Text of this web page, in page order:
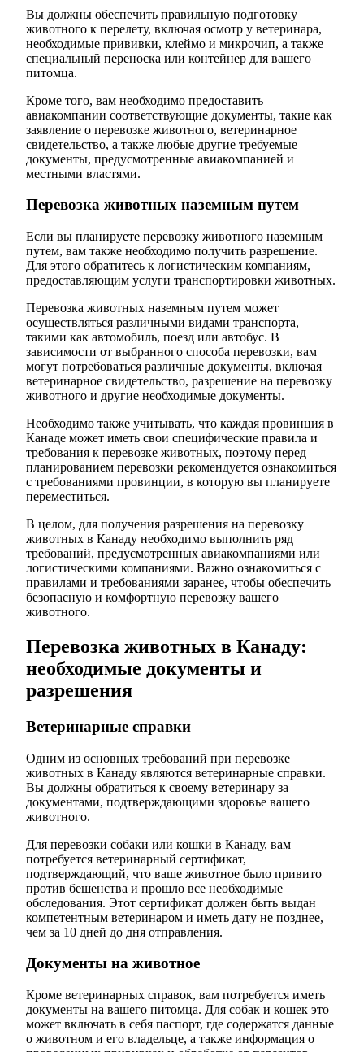
Вы должны обеспечить правильную подготовку
животного к перелету, включая осмотр у ветеринара,
необходимые прививки, клеймо и микрочип, а также
специальный переноска или контейнер для вашего
питомца.
Кроме того, вам необходимо предоставить
авиакомпании соответствующие документы, такие как
заявление о перевозке животного, ветеринарное
свидетельство, а также любые другие требуемые
документы, предусмотренные авиакомпанией и
местными властями.
Перевозка животных наземным путем
Если вы планируете перевозку животного наземным
путем, вам также необходимо получить разрешение.
Для этого обратитесь к логистическим компаниям,
предоставляющим услуги транспортировки животных.
Перевозка животных наземным путем может
осуществляться различными видами транспорта,
такими как автомобиль, поезд или автобус. В
зависимости от выбранного способа перевозки, вам
могут потребоваться различные документы, включая
ветеринарное свидетельство, разрешение на перевозку
животного и другие необходимые документы.
Необходимо также учитывать, что каждая провинция в
Канаде может иметь свои специфические правила и
требования к перевозке животных, поэтому перед
планированием перевозки рекомендуется ознакомиться
с требованиями провинции, в которую вы планируете
переместиться.
В целом, для получения разрешения на перевозку
животных в Канаду необходимо выполнить ряд
требований, предусмотренных авиакомпаниями или
логистическими компаниями. Важно ознакомиться с
правилами и требованиями заранее, чтобы обеспечить
безопасную и комфортную перевозку вашего
животного.
Перевозка животных в Канаду:
необходимые документы и
разрешения
Ветеринарные справки
Одним из основных требований при перевозке
животных в Канаду являются ветеринарные справки.
Вы должны обратиться к своему ветеринару за
документами, подтверждающими здоровье вашего
животного.
Для перевозки собаки или кошки в Канаду, вам
потребуется ветеринарный сертификат,
подтверждающий, что ваше животное было привито
против бешенства и прошло все необходимые
обследования. Этот сертификат должен быть выдан
компетентным ветеринаром и иметь дату не позднее,
чем за 10 дней до дня отправления.
Документы на животное
Кроме ветеринарных справок, вам потребуется иметь
документы на вашего питомца. Для собак и кошек это
может включать в себя паспорт, где содержатся данные
о животном и его владельце, а также информация о